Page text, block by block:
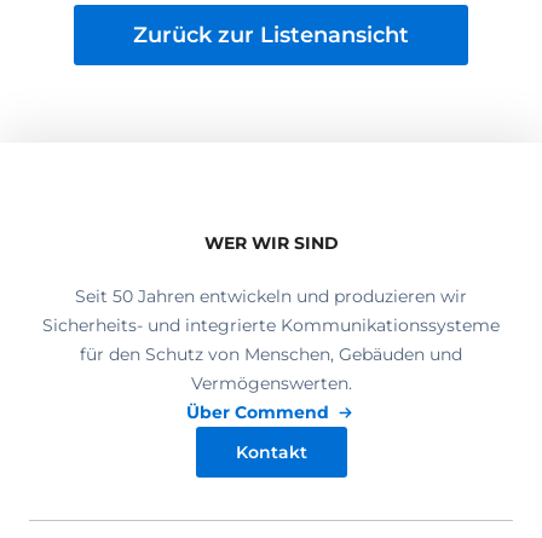
Zurück zur Listenansicht
WER WIR SIND
Seit 50 Jahren entwickeln und produzieren wir
Sicherheits- und integrierte Kommunikationssysteme
für den Schutz von Menschen, Gebäuden und
Vermögenswerten.
Über Commend
Kontakt